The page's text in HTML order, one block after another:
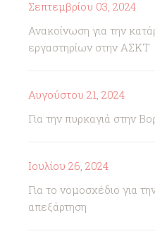
Σεπτεμβρίου 03, 2024
Ανακοίνωση για την
εργαστηρίων στην ΑΣΚΤ
Αυγούστου 21, 2024
Για την πυρκαγιά στην
Ιουλίου 26, 2024
Για το νομοσχέδιο για
απεξάρτηση